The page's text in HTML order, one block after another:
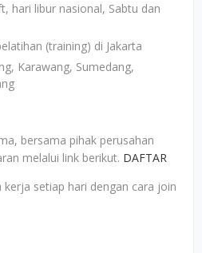
hari libur nasional, Sabtu dan
(training) di Jakarta
Karawang, Sumedang,
bersama pihak perusahan
melalui link berikut. DAFTAR
setiap hari dengan cara join